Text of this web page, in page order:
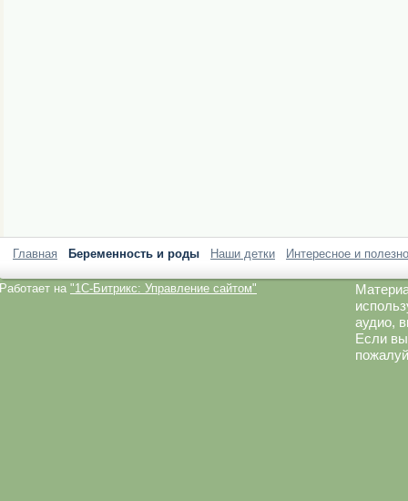
Главная Беременность и роды Наши детки Интересное и
Работает на "1C-Битрикс: Управление сайтом"
аудио,
Если вы